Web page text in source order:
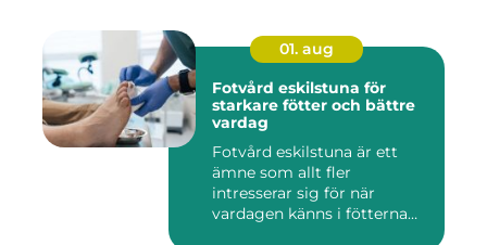
01. aug
Fotvård eskilstuna för
starkare fötter och bättre
vardag
Fotvård eskilstuna är ett
ämne som allt fler
intresserar sig för när
vardagen känns i fötterna